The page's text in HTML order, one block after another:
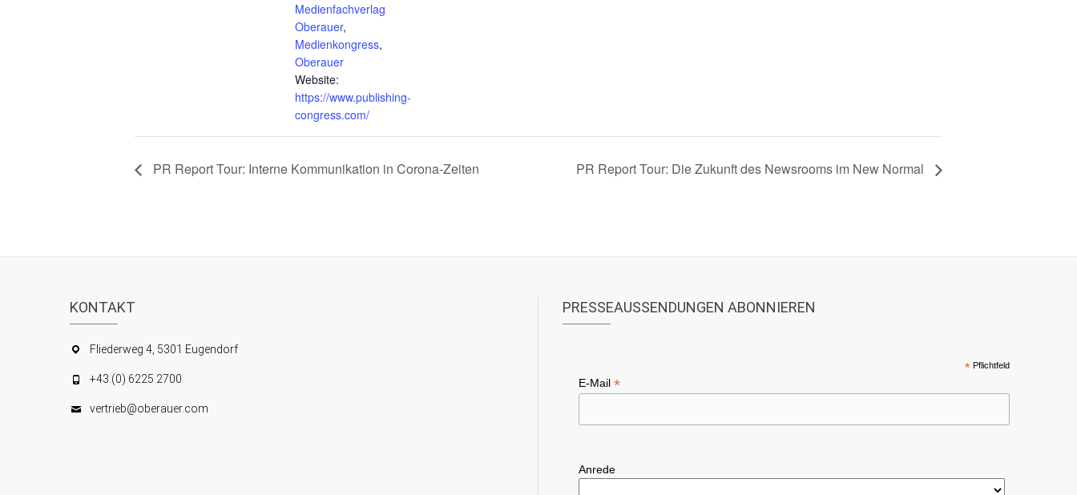
Medienfachverlag
Oberauer,
Medienkongress,
Oberauer
Website:
https://www.publishing-
congress.com/
PR Report Tour: Interne Kommunikation in Corona-Zeiten PR Report Tour: Die Zukunft des Newsrooms im New Normal
KONTAKT
Fliederweg 4, 5301 Eugendorf
+43 (0) 6225 2700
vertrieb@oberauer.com
PRESSEAUSSENDUNGEN ABONNIEREN
*Pflichtfeld
E-Mail *
Anrede